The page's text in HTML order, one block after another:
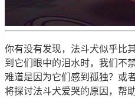
你有没有发现，法斗犬似乎比
到它们眼中的泪水时，我们不
难道是因为它们感到孤独？或
将探讨法斗犬爱哭的原因，帮